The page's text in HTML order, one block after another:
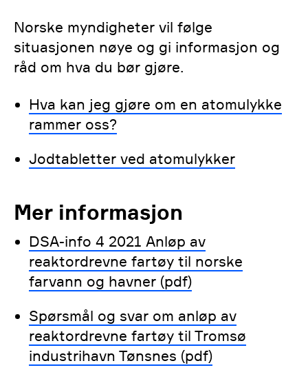
Norske myndigheter vil følge
situasjonen nøye og gi informasjon og
råd om hva du bør gjøre.
Hva kan jeg gjøre om en atomulykke
rammer oss?
Jodtabletter ved atomulykker
Mer informasjon
DSA-info 4 2021 Anløp av
reaktordrevne fartøy til norske
farvann og havner (pdf)
Spørsmål og svar om anløp av
reaktordrevne fartøy til Tromsø
industrihavn Tønsnes (pdf)